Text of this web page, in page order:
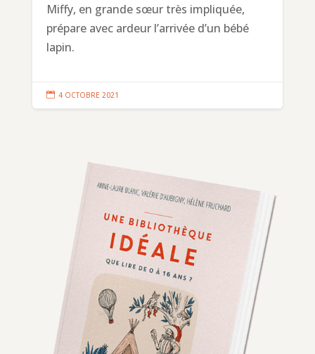
Miffy, en grande sœur très impliquée,
prépare avec ardeur l’arrivée d’un bébé
lapin.
 4 OCTOBRE 2021